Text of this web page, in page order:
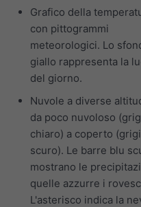
Grafico della
con pittogrammi
meteorologici. Lo
giallo rappresenta la
del giorno.
Nuvole a diverse
da poco nuvoloso
chiaro) a coperto
scuro). Le barre blu
mostrano le
quelle azzurre i
L'asterisco indica la